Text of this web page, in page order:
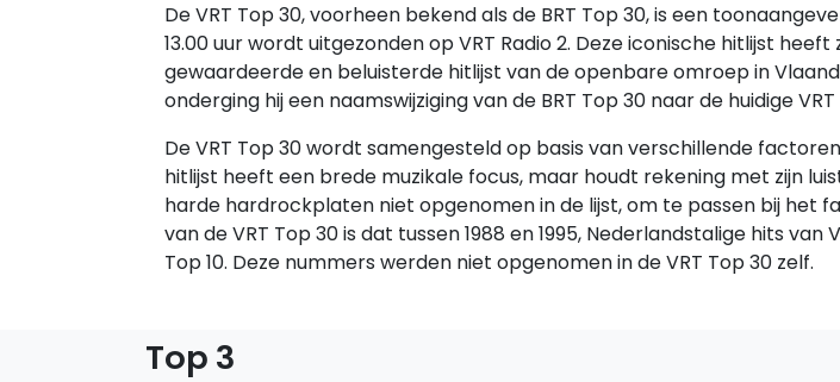
De VRT Top 30, voorheen bekend als de BRT Top 30, is een
13.00 uur wordt uitgezonden op VRT Radio 2. Deze iconische hitlijst
gewaardeerde en beluisterde hitlijst van de openbare omroep in
onderging hij een naamswijziging van de BRT Top 30 naar de huidige VRT
De VRT Top 30 wordt samengesteld op basis van verschillende
hitlijst heeft een brede muzikale focus, maar houdt rekening met zijn
harde hardrockplaten niet opgenomen in de lijst, om te passen bij het
van de VRT Top 30 is dat tussen 1988 en 1995, Nederlandstalige hits
Top 10. Deze nummers werden niet opgenomen in de VRT Top 30 zelf.
Top 3